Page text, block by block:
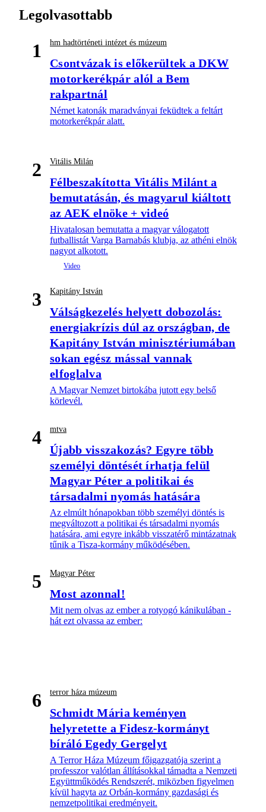
Legolvasottabb
1 hm hadtörténeti intézet és múzeum
Csontvázak is előkerültek a DKW
motorkerékpár alól a Bem
rakpartnál
Német katonák maradványai feküdtek a feltárt
motorkerékpár alatt.
2 Vitális Milán
Félbeszakította Vitális Milánt a
bemutatásán, és magyarul kiáltott
az AEK elnöke + videó
Hivatalosan bemutatta a magyar válogatott
futballistát Varga Barnabás klubja, az athéni elnök
nagyot alkotott.
3 Kapitány István
Válságkezelés helyett dobozolás:
energiakrízis dúl az országban, de
Kapitány István minisztériumában
sokan egész mással vannak
elfoglalva
A Magyar Nemzet birtokába jutott egy belső
körlevél.
4 mtva
Újabb visszakozás? Egyre több
személyi döntését írhatja felül
Magyar Péter a politikai és
társadalmi nyomás hatására
Az elmúlt hónapokban több személyi döntés is
megváltozott a politikai és társadalmi nyomás
hatására, ami egyre inkább visszatérő mintázatnak
tűnik a Tisza-kormány működésében.
5 Magyar Péter
Most azonnal!
Mit nem olvas az ember a rotyogó kánikulában -
hát ezt olvassa az ember:
6 terror háza múzeum
Schmidt Mária keményen
helyretette a Fidesz-kormányt
bíráló Egedy Gergelyt
A Terror Háza Múzeum főigazgatója szerint a
professzor valótlan állításokkal támadta a Nemzeti
Együttműködés Rendszerét, miközben figyelmen
kívül hagyta az Orbán-kormány gazdasági és
nemzetpolitikai eredményeit.